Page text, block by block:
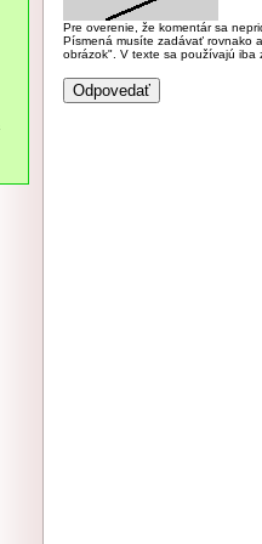
Pre overenie, že komentár sa
Písmená musíte zadávať rovnako
obrázok". V texte sa používajú iba